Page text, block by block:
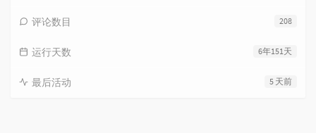
208
评论数目
6年151天
运行天数
5 天前
最后活动